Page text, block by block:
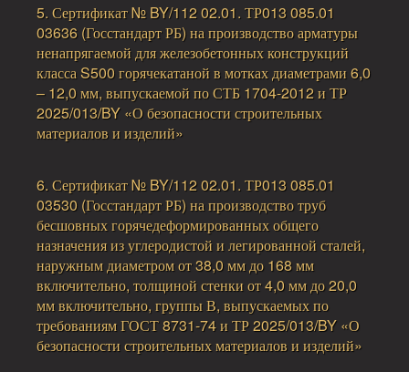
5. Сертификат № BY/112 02.01. ТР013 085.01
03636 (Госстандарт РБ) на производство арматуры
ненапрягаемой для железобетонных конструкций
класса S500 горячекатаной в мотках диаметрами 6,0
– 12,0 мм, выпускаемой по СТБ 1704-2012 и ТР
2025/013/BY «О безопасности строительных
материалов и изделий»
6. Сертификат № BY/112 02.01. ТР013 085.01
03530 (Госстандарт РБ) на производство труб
бесшовных горячедеформированных общего
назначения из углеродистой и легированной сталей,
наружным диаметром от 38,0 мм до 168 мм
включительно, толщиной стенки от 4,0 мм до 20,0
мм включительно, группы В, выпускаемых по
требованиям ГОСТ 8731-74 и ТР 2025/013/BY «О
безопасности строительных материалов и изделий»